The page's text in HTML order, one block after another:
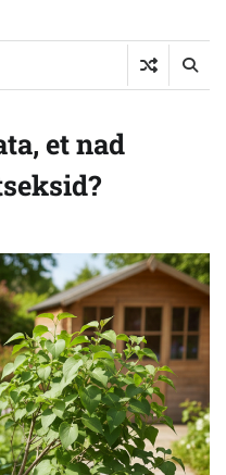
et nad